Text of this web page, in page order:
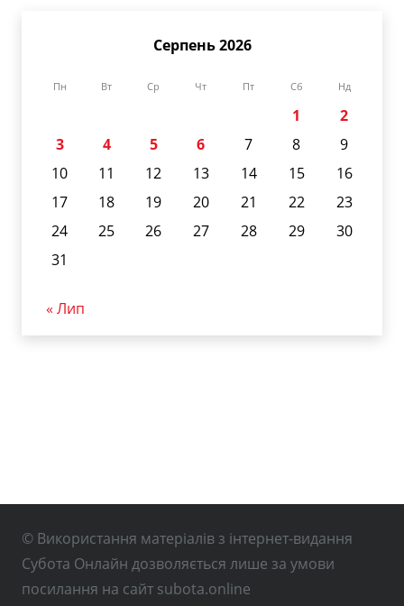
Серпень 2026
Пн Вт Ср Чт Пт Сб Нд
1
2
3
4 5 6 7 8
9
10
11 12 13 14 15
16
17
18 19 20 21 22
23
24
25 26 27 28 29
30
31
« Лип
© Використання матеріалів з інтернет-видання
Субота Онлайн дозволяється лише за умови
посилання на сайт subota.online